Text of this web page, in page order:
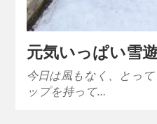
元気いっぱい雪
今日は風もなく、とっ
ップを持って…